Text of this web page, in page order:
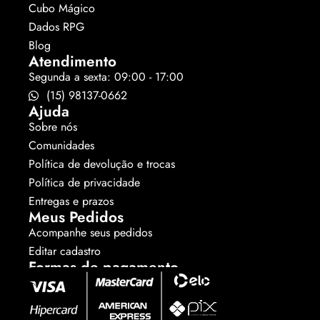
Cubo Mágico
Dados RPG
Blog
Atendimento
Segunda a sexta: 09:00 - 17:00
(15) 98137-0662
Ajuda
Sobre nós
Comunidades
Política de devolução e trocas
Política de privacidade
Entregas e prazos
Meus Pedidos
Acompanhe seus pedidos
Editar cadastro
Formas de pagamento